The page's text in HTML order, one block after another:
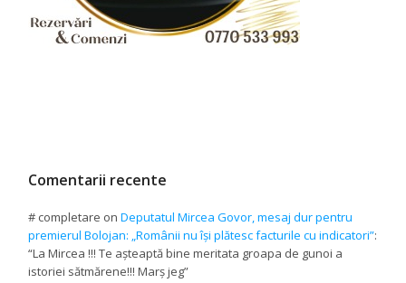
Comentarii recente
# completare onDeputatul Mircea Govor, mesaj dur pentru
premierul Bolojan: „Românii nu își plătesc facturile cu indicatori”:
“La Mircea !!! Te așteaptă bine meritata groapa de gunoi a
istoriei sătmărene!!! Marș jeg”